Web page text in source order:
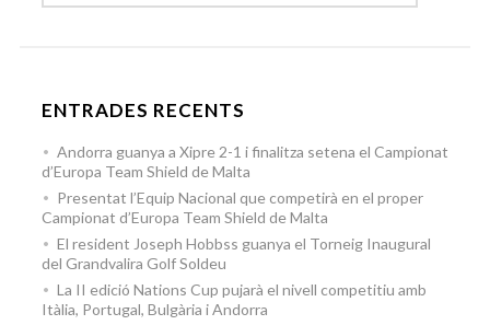
ENTRADES RECENTS
Andorra guanya a Xipre 2-1 i finalitza setena el Campionat
d’Europa Team Shield de Malta
Presentat l’Equip Nacional que competirà en el proper
Campionat d’Europa Team Shield de Malta
El resident Joseph Hobbss guanya el Torneig Inaugural
del Grandvalira Golf Soldeu
La II edició Nations Cup pujarà el nivell competitiu amb
Itàlia, Portugal, Bulgària i Andorra